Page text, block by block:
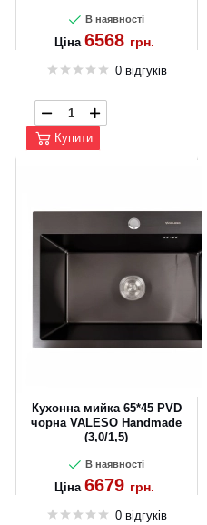
В наявності
Ціна 6568 грн.
0 відгуків
Купити
Кухонна мийка 65*45 PVD
чорна VALESO Handmade
(3,0/1,5)
В наявності
Ціна 6679 грн.
0 відгуків